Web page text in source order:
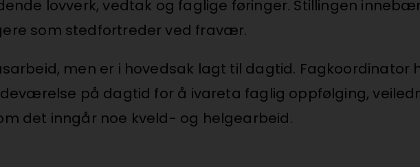
lovverk, vedtak og faglige føringer. Stillingen
som stedfortreder ved fravær.
men er i hovedsak lagt til dagtid. Fagkoordinator
på dagtid for å ivareta faglig oppfølging,
det inngår noe kveld- og helgearbeid.